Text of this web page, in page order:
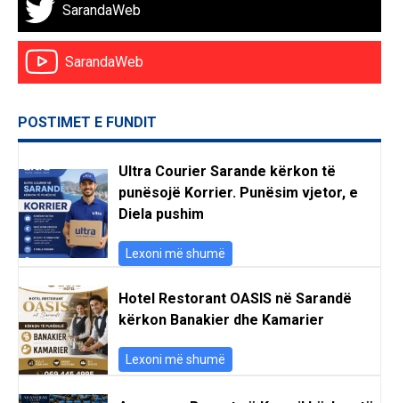
SarandaWeb
SarandaWeb
POSTIMET E FUNDIT
Ultra Courier Sarande kërkon të
punësojë Korrier. Punësim vjetor, e
Diela pushim
Lexoni më shumë
Hotel Restorant OASIS në Sarandë
kërkon Banakier dhe Kamarier
Lexoni më shumë